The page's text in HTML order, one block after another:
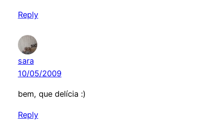
Reply
sara
10/05/2009
bem, que delícia :)
Reply